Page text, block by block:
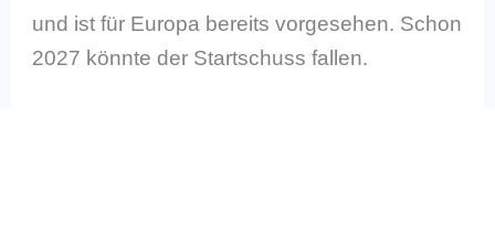
und ist für Europa bereits vorgesehen. Schon
2027 könnte der Startschuss fallen.